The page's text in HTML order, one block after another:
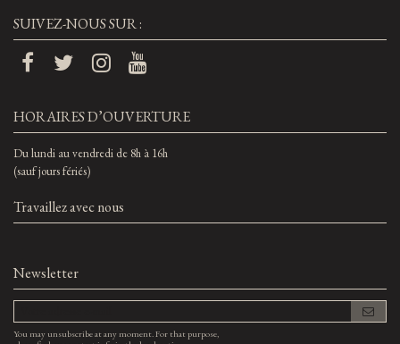
SUIVEZ-NOUS SUR :
HORAIRES D’OUVERTURE
Du lundi au vendredi de 8h à 16h
(sauf jours fériés)
Travaillez avec nous
Newsletter
You may unsubscribe at any moment. For that purpose,